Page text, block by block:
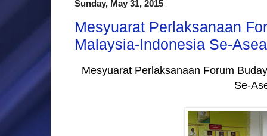
Sunday, May 31, 2015
Mesyuarat Perlaksanaan
Malaysia-Indonesia Se-
Mesyuarat Perlaksanaan Forum
Se-